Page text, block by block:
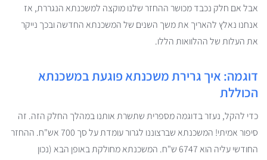
אבל אם חלק נכבד מכושר ההחזר שלנו מוקצה למשכנתא הנגררת, אז
אנחנו נאלץ להאריך את משך השנים של המשכנתא החדשה ובכך נייקר
את העלות של ההלוואות הללו.
דוגמה: איך גרירת משכנתא פוגעת במשכנתא
הכוללת
כדי להקל, נעזר בדוגמה מספרית שתשרת אותנו במהלך החלק הזה. זה
סיפור אמיתי! המשכנתא שברצוננו לגרור עומדת על סך 700 אש"ח. ההחזר
החודשי עליה הוא 6747 ש"ח. המשכנתא מחולקת באופן הבא (נכון